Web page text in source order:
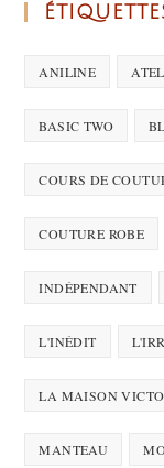
ANILINE
BASIC TWO
COURS DE
COUTURE ROBE
INDÉPENDANT
L'INÉDIT
LA MAISON
MANTEAU